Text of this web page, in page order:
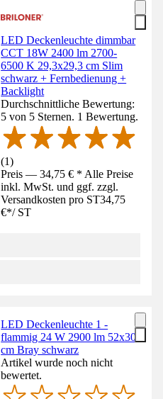
LED Deckenleuchte dimmbar
CCT 18W 2400 lm 2700-
6500 K 29,3x29,3 cm Slim
schwarz + Fernbedienung +
Backlight
Durchschnittliche Bewertung:
5 von 5 Sternen. 1 Bewertung.
(1)
Preis — 34,75 € * Alle Preise
inkl. MwSt. und ggf. zzgl.
Versandkosten pro ST34,75
€*/ ST
LED Deckenleuchte 1 -
flammig 24 W 2900 lm 52x30
cm Bray schwarz
Artikel wurde noch nicht
bewertet.